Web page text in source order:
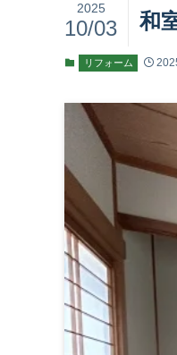
和
2025
10/03
リフォーム